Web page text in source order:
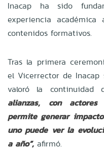
Inacap ha sido
experiencia
contenidos formativos.
Tras la primera
el Vicerrector de Inacap
valoró la continuidad
alianzas, con actores
permite generar
uno puede ver la
a año”, afirmó.